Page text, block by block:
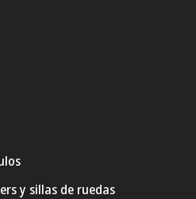
y sillas de ruedas